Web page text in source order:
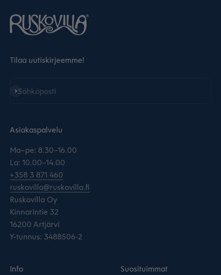
Tilaa uutiskirjeemme!
Sähköposti
Tilaa
Asiakaspalvelu
Ma–pe: 8.30–16.00
La: 10.00–14.00
+358 3 871 460
ruskovilla@ruskovilla.fi
Ruskovilla Oy
Kinnarintie 32
16200 Artjärvi
Y-tunnus: 3488506-2
Info
Suosituimmat